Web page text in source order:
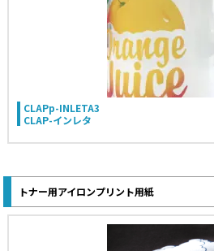
CLAPp-INLETA3
CLAP-インレタ
トナー用アイロンプリント用紙